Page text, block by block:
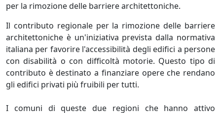
per la rimozione delle barriere architettoniche.
Il contributo regionale per la rimozione delle barriere
architettoniche è un'iniziativa prevista dalla normativa
italiana per favorire l'accessibilità degli edifici a persone
con disabilità o con difficoltà motorie. Questo tipo di
contributo è destinato a finanziare opere che rendano
gli edifici privati più fruibili per tutti.
I comuni di queste due regioni che hanno attivo